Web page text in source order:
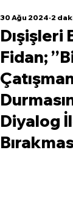
Dışişleri
Fidan;
Diyalog
30 Ağu 2024 2